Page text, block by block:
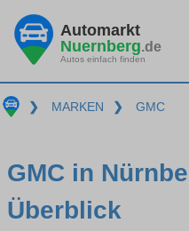
Automarkt
Nuernberg.de
Autos einfach finden
❯ MARKEN ❯ GMC
GMC in
Überblick